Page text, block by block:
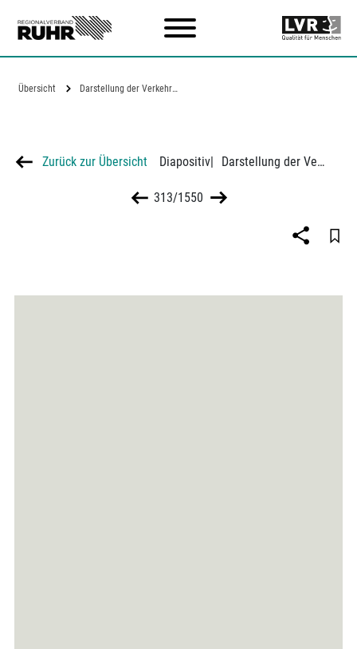
Übersicht Darstellung der Verkehrsstärken der…
Zurück zur Übersicht Diapositiv| Darstellung der Verkehrsstärken der Durchgangsstraße Homberg-Moers über 24 Stunden
313/1550